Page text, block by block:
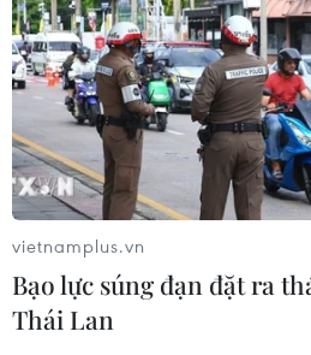
Chính thức mở lại ứng
nghệ GrabCar tại Hà Nội
14/10/2021 03:27
vietnamplus.vn
Bạo lực súng đạn đặt ra
Thái Lan